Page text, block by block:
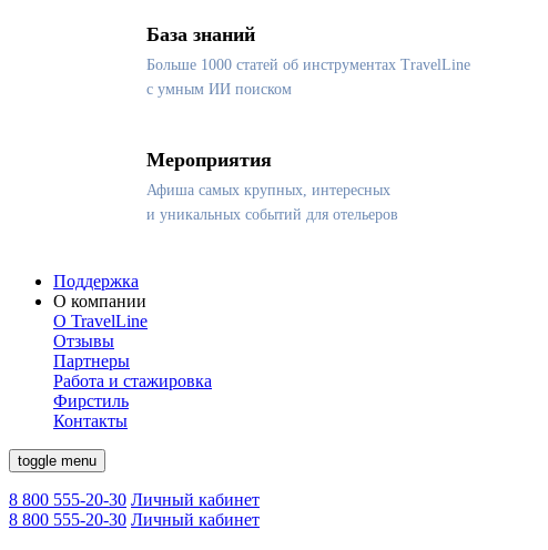
База знаний
Больше 1000 статей об инструментах TravelLine
с умным ИИ поиском
Мероприятия
Афиша самых крупных, интересных
и уникальных событий для отельеров
Поддержка
О компании
О TravelLine
Отзывы
Партнеры
Работа и стажировка
Фирстиль
Контакты
toggle menu
8 800 555-20-30 Личный кабинет
8 800 555-20-30 Личный кабинет